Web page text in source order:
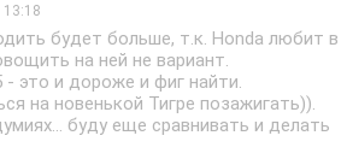
13:18
будет больше, т.к. Honda любит в
на ней не вариант.
- это и дороже и фиг найти.
на новенькой Тигре позажигать)).
буду еще сравнивать и делать